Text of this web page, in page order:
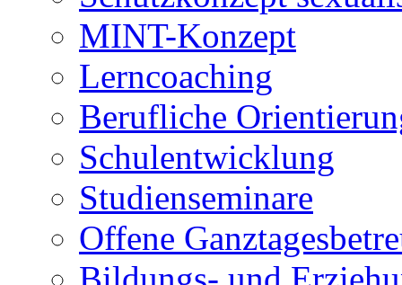
MINT-Konzept
Lerncoaching
Berufliche
Schulentwicklung
Studienseminare
Offene